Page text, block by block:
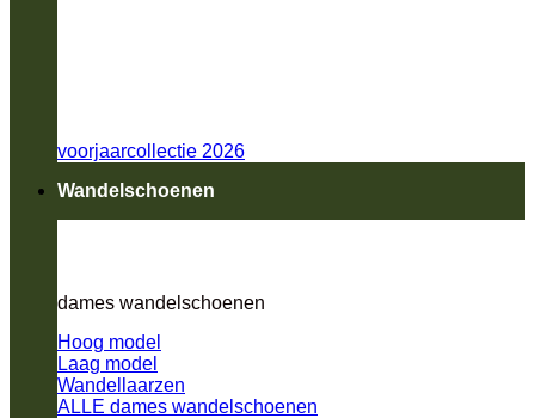
voorjaarcollectie 2026
Wandelschoenen
dames wandelschoenen
Hoog model
Laag model
Wandellaarzen
ALLE dames wandelschoenen